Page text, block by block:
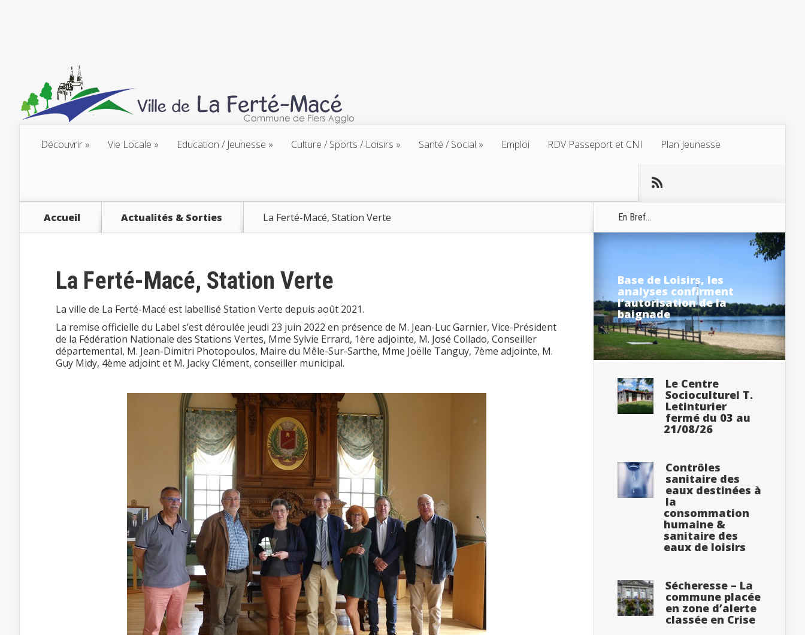
Découvrir Vie Locale Education / Jeunesse Culture / Sports / Loisirs Santé / Social Emploi RDV Passeport et CNI Plan Jeunesse
Accueil Actualités & Sorties La Ferté-Macé, Station Verte
La Ferté-Macé, Station Verte
La ville de La Ferté-Macé est labellisé Station Verte depuis août 2021.
La remise officielle du Label s’est déroulée jeudi 23 juin 2022 en présence de M. Jean-Luc Garnier, Vice-Président
de la Fédération Nationale des Stations Vertes, Mme Sylvie Errard, 1ère adjointe, M. José Collado, Conseiller
départemental, M. Jean-Dimitri Photopoulos, Maire du Mêle-Sur-Sarthe, Mme Joëlle Tanguy, 7ème adjointe, M.
Guy Midy, 4ème adjoint et M. Jacky Clément, conseiller municipal.
En Bref...
Base de Loisirs, les
analyses confirment
l’autorisation de la
baignade
Le Centre
Socioculturel T.
Letinturier
fermé du 03 au
21/08/26
Contrôles
sanitaire des
eaux destinées à
la
consommation
humaine &
sanitaire des
eaux de loisirs
Sécheresse – La
commune placée
en zone d’alerte
classée en Crise